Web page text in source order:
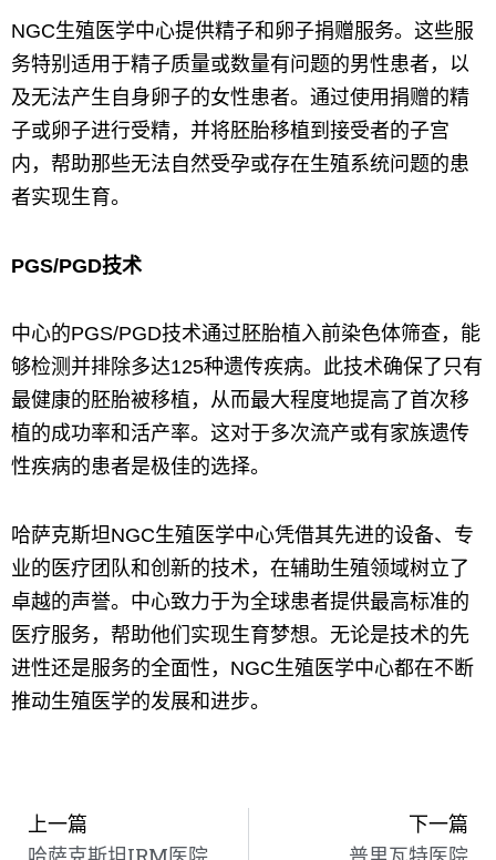
NGC生殖医学中心提供精子和卵子捐赠服务。这些服
务特别适用于精子质量或数量有问题的男性患者，以
及无法产生自身卵子的女性患者。通过使用捐赠的精
子或卵子进行受精，并将胚胎移植到接受者的子宫
内，帮助那些无法自然受孕或存在生殖系统问题的患
者实现生育。
PGS/PGD技术
中心的PGS/PGD技术通过胚胎植入前染色体筛查，能
够检测并排除多达125种遗传疾病。此技术确保了只有
最健康的胚胎被移植，从而最大程度地提高了首次移
植的成功率和活产率。这对于多次流产或有家族遗传
性疾病的患者是极佳的选择。
哈萨克斯坦NGC生殖医学中心凭借其先进的设备、专
业的医疗团队和创新的技术，在辅助生殖领域树立了
卓越的声誉。中心致力于为全球患者提供最高标准的
医疗服务，帮助他们实现生育梦想。无论是技术的先
进性还是服务的全面性，NGC生殖医学中心都在不断
推动生殖医学的发展和进步。
上一篇
下一篇